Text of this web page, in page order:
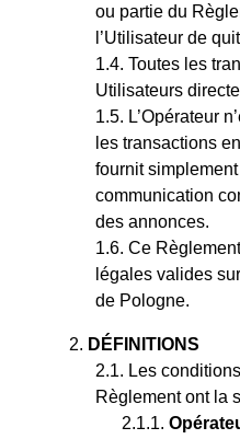
ou partie du
l’Utilisateur de
Toutes les
Utilisateurs
L’Opérateur
les transactions
fournit
communication
des annonces.
Ce
légales valides
de Pologne.
DÉFINITIONS
Les
Règlement ont la